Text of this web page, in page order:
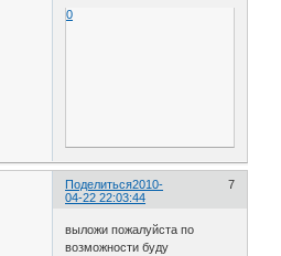
0
Поделиться 7
2010-
04-22 22:03:44
выложи пожалуйста по
возможности буду